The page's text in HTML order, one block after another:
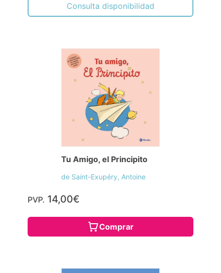
Consulta disponibilidad
Tu Amigo, el Principito
de Saint-Exupéry, Antoine
PVP. 14,00€
Comprar